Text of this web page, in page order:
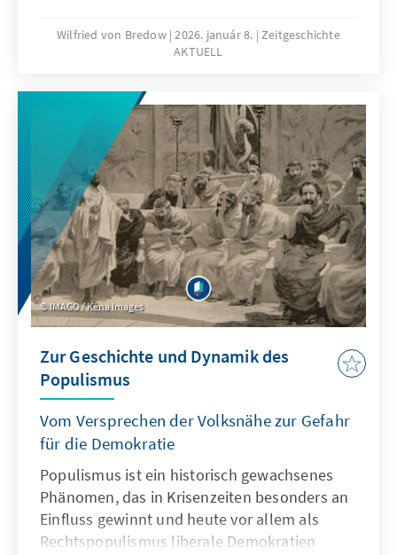
nationale, europäische und transatlantische
Interessen immer wieder neu austarieren.
von Zeitgeschichte AKTUELL, wie diese
Spannungen unmittelbare Folgen für Auftrag,
Ausrüstung und Rolle der Bundeswehr haben.
Im Mittelpunkt steht die Frage, wie
Deutschland und Europa ihre
sicherheitspolitische Handlungsfähigkeit
unter veränderten strategischen und
technologischen Bedingungen sichern
können.
Wilfried von Bredow 2026. január 8. Zeitgeschichte
AKTUELL
IMAGO / Kena Images
Zur Geschichte und Dynamik des
Populismus
Vom Versprechen der Volksnähe zur Gefahr
für die Demokratie
Populismus ist ein historisch gewachsenes
Phänomen, das in Krisenzeiten besonders an
Einfluss gewinnt und heute vor allem als
Rechtspopulismus liberale Demokratien